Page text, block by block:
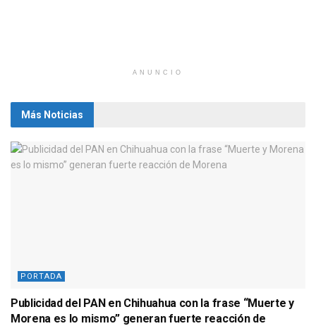
ANUNCIO
Más Noticias
PORTADA
Publicidad del PAN en Chihuahua con la frase “Muerte y
Morena es lo mismo” generan fuerte reacción de